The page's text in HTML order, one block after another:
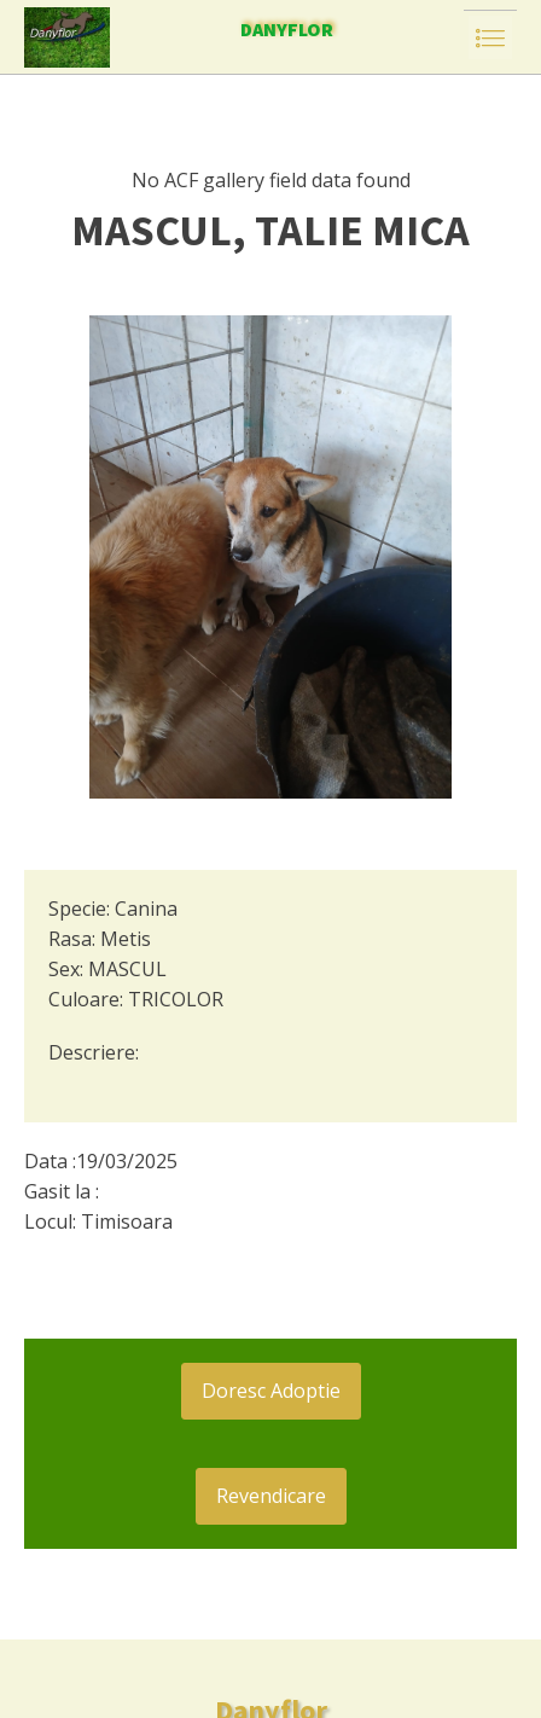
DANYFLOR
No ACF gallery field data found
MASCUL, TALIE MICA
Specie: Canina
Rasa: Metis
Sex: MASCUL
Culoare: TRICOLOR
Descriere:
Data :19/03/2025
Gasit la :
Locul: Timisoara
Doresc Adoptie
Revendicare
Danyflor